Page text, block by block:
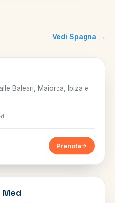
Vedi Spagna →
Baleari, Maiorca, Ibiza e
Prenota
Med